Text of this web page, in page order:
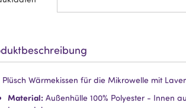
Wärmekissen für die Mikrowelle mit
Material: Außenhülle 100% Polyester - Innen